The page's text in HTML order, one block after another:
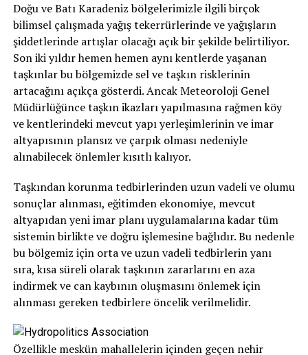
Doğu ve Batı Karadeniz bölgelerimizle ilgili birçok
bilimsel çalışmada yağış tekerrürlerinde ve yağışların
şiddetlerinde artışlar olacağı açık bir şekilde belirtiliyor.
Son iki yıldır hemen hemen aynı kentlerde yaşanan
taşkınlar bu bölgemizde sel ve taşkın risklerinin
artacağını açıkça gösterdi. Ancak Meteoroloji Genel
Müdürlüğünce taşkın ikazları yapılmasına rağmen köy
ve kentlerindeki mevcut yapı yerleşimlerinin ve imar
altyapısının plansız ve çarpık olması nedeniyle
alınabilecek önlemler kısıtlı kalıyor.
Taşkından korunma tedbirlerinden uzun vadeli ve olumu
sonuçlar alınması, eğitimden ekonomiye, mevcut
altyapıdan yeni imar planı uygulamalarına kadar tüm
sistemin birlikte ve doğru işlemesine bağlıdır. Bu nedenle
bu bölgemiz için orta ve uzun vadeli tedbirlerin yanı
sıra, kısa süreli olarak taşkının zararlarını en aza
indirmek ve can kaybının oluşmasını önlemek için
alınması gereken tedbirlere öncelik verilmelidir.
Özellikle meskün mahallelerin içinden geçen nehir